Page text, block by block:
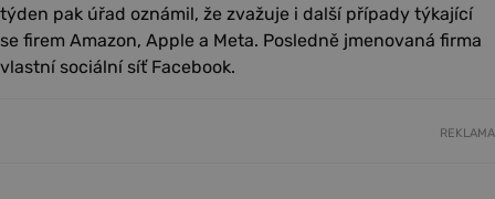
týden pak úřad oznámil, že zvažuje i další případy týkající
se firem Amazon, Apple a Meta. Posledně jmenovaná firma
vlastní sociální síť Facebook.
REKLAMA